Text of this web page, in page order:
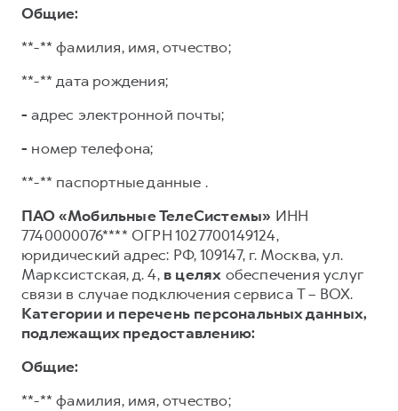
Общие:
**-** фамилия, имя, отчество;
**-** дата рождения;
- адрес электронной почты;
- номер телефона;
**-** паспортные данные .
ПАО «Мобильные ТелеСистемы» ИНН
7740000076**** ОГРН 1027700149124,
юридический адрес: РФ, 109147, г. Москва, ул.
Марксистская, д. 4, в целях обеспечения услуг
связи в случае подключения сервиса T – BOX.
Категории и перечень персональных данных,
подлежащих предоставлению:
Общие:
**-** фамилия, имя, отчество;